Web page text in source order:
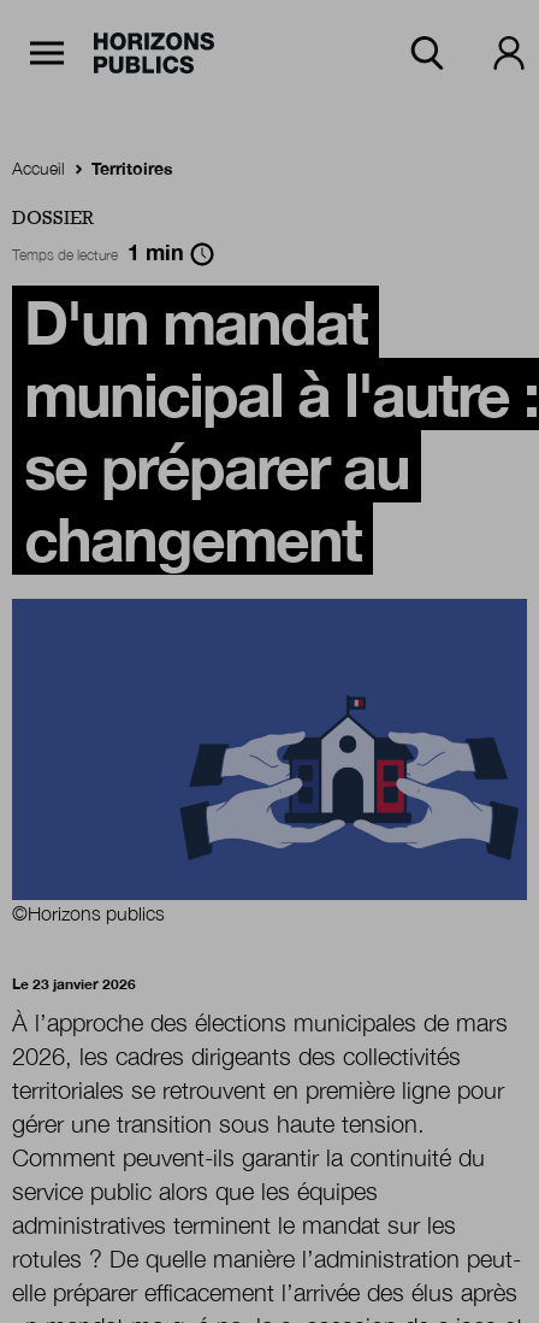
Accueil
Rubriques
Thèmes
Numéros
Boutique
Nous contacter
Nous suivre sur Twittersur LinkedIn
Accueil Territoires
DOSSIER
Temps de lecture 1 min
D'un mandat
municipal à l'autre :
se préparer au
changement
©Horizons publics
Le 23 janvier 2026
À l’approche des élections municipales de mars
2026, les cadres dirigeants des collectivités
territoriales se retrouvent en première ligne pour
gérer une transition sous haute tension.
Comment peuvent-ils garantir la continuité du
service public alors que les équipes
administratives terminent le mandat sur les
rotules ? De quelle manière l’administration peut-
elle préparer efficacement l’arrivée des élus après